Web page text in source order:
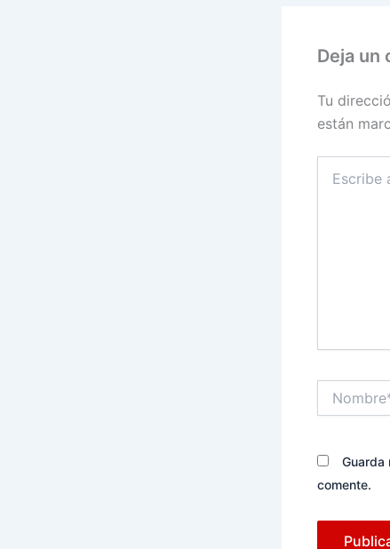
Deja un
Tu
están
aquí...
Guarda
comente.